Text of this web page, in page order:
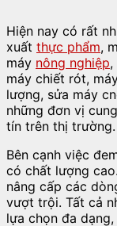
Hiện nay có rất
xuất thực phẩm,
máy nông nghiệp,
máy chiết rót,
lượng, sửa máy
những đơn vị
tín trên thị trường.
Bên cạnh việc
có chất lượng
nâng cấp các
vượt trội. Tất cả
lựa chọn đa